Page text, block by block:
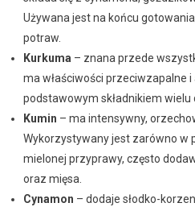
Używana jest na końcu
potraw.
Kurkuma – znana przede
ma właściwości przeciwzapalne
podstawowym składnikiem wielu
Kumin – ma intensywny,
Wykorzystywany jest zarówno w
mielonej przyprawy, często
oraz mięsa.
Cynamon – dodaje słodko-